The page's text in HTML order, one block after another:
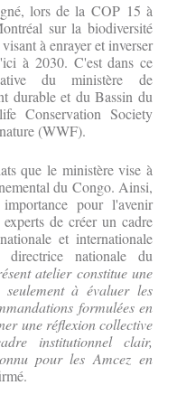
lors de la COP 15 à
sur la biodiversité
à enrayer et inverser
à 2030. C'est dans ce
du ministère de
durable et du Bassin du
Conservation Society
(WWF).
que le ministère vise à
du Congo. Ainsi,
pour l'avenir
de créer un cadre
et internationale
nationale du
atelier constitue une
à évaluer les
formulées en
une réflexion collective
institutionnel clair,
pour les Amcez en